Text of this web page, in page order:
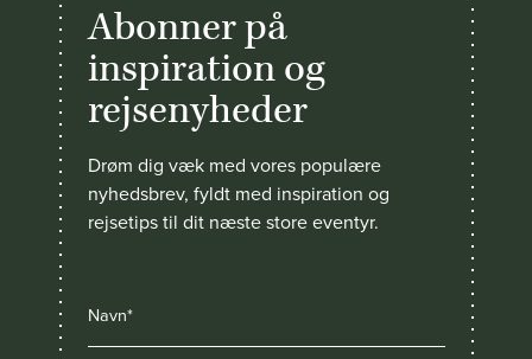
Abonner på
inspiration og
rejsenyheder
Drøm dig væk med vores populære
nyhedsbrev, fyldt med inspiration og
rejsetips til dit næste store eventyr.